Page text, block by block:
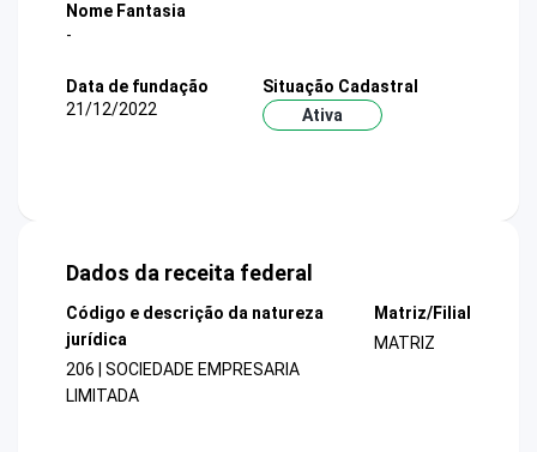
Nome Fantasia
-
Data de fundação
21/12/2022
Situação Cadastral
Ativa
Dados da receita federal
Código e descrição da natureza
jurídica
206 | SOCIEDADE EMPRESARIA
LIMITADA
Matriz/Filial
MATRIZ